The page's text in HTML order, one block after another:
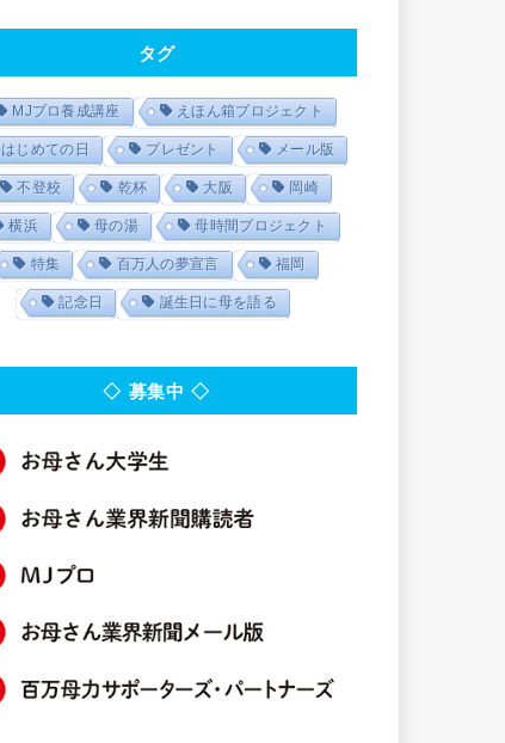
タグ
MJプロ養成講座 えほん箱プロジェクト
はじめての日 プレゼント メール版
不登校 乾杯 大阪 岡崎
横浜 母の湯 母時間プロジェクト
特集 百万人の夢宣言 福岡
記念日 誕生日に母を語る
◇ 募集中 ◇